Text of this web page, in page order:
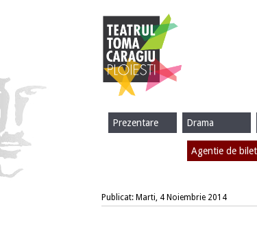
Drama
Prezentare
Agentie de
Publicat: Marti, 4 Noiembrie 2014